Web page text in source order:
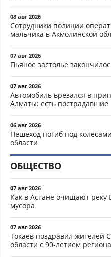
08 авг 2026
Сотрудники полиции
мальчика в Акмолинской
07 авг 2026
Пьяное застолье
07 авг 2026
Автомобиль врезался в
Алматы: есть пострадавшие
06 авг 2026
Пешеход погиб под
области
ОБЩЕСТВО
07 авг 2026
Как в Астане очищают реку
мусора
07 авг 2026
Токаев поздравил жителей
области с 90-летием региона